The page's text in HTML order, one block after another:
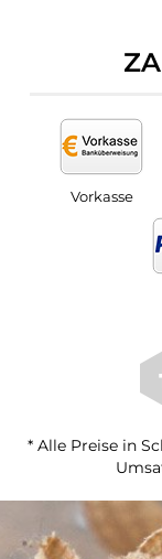
Vorkasse
* Alle Preise in